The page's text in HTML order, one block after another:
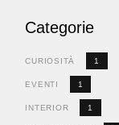
Categorie
CURIOSITÀ 1
EVENTI 1
INTERIOR 1